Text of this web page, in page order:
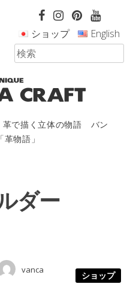
革で描く立体の物語 バン
物語」
ショップ English
ダー
ショップ
vanca